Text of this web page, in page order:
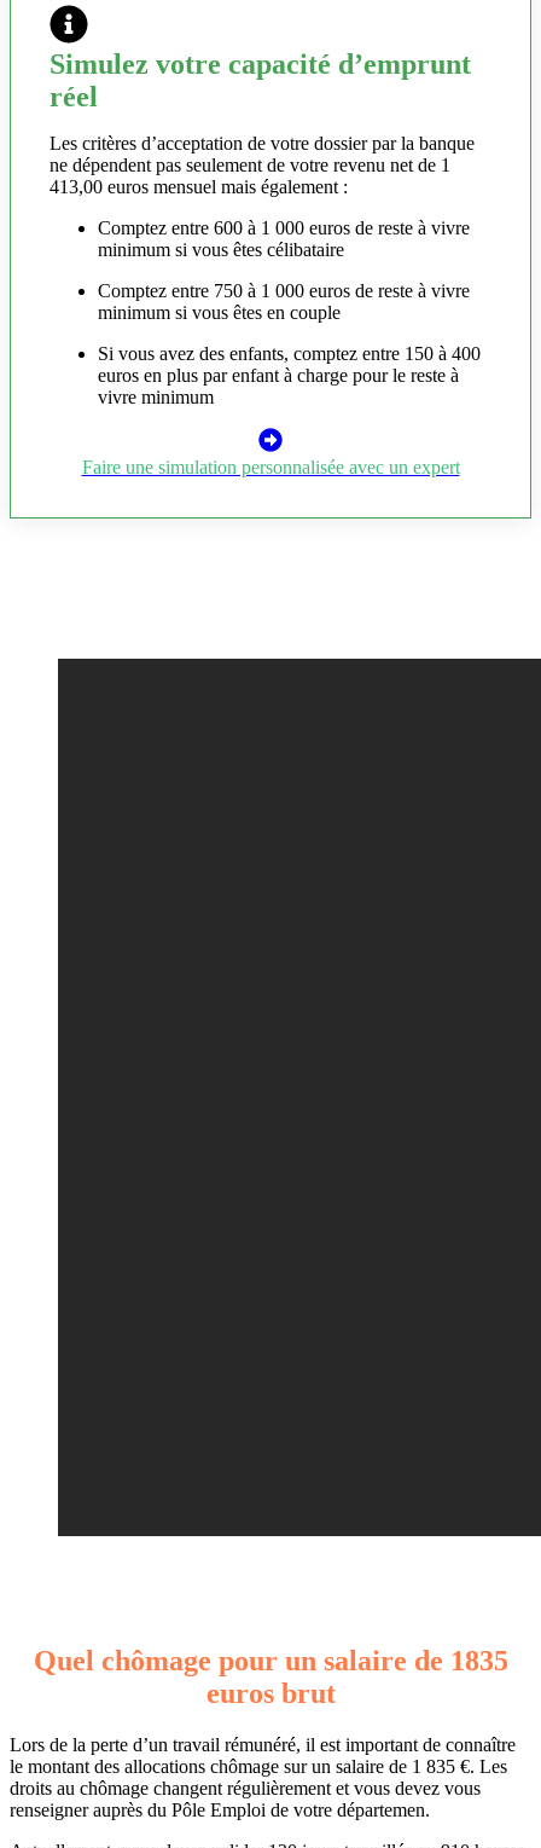
Simulez votre capacité d’emprunt
réel
Les critères d’acceptation de votre dossier par la banque
ne dépendent pas seulement de votre revenu net de 1
413,00 euros mensuel mais également :
Comptez entre 600 à 1 000 euros de reste à vivre
minimum si vous êtes célibataire
Comptez entre 750 à 1 000 euros de reste à vivre
minimum si vous êtes en couple
Si vous avez des enfants, comptez entre 150 à 400
euros en plus par enfant à charge pour le reste à
vivre minimum
Faire une simulation personnalisée avec un expert
Quel chômage pour un salaire de 1835
euros brut
Lors de la perte d’un travail rémunéré, il est important de connaître
le montant des allocations chômage sur un salaire de 1 835 €. Les
droits au chômage changent régulièrement et vous devez vous
renseigner auprès du Pôle Emploi de votre départemen.